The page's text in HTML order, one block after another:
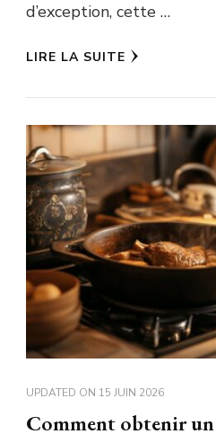
d’exception, cette …
LIRE LA SUITE
UPDATED ON 15 JUIN 2026
Comment obtenir